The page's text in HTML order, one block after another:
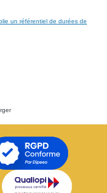
un référentiel de durées de